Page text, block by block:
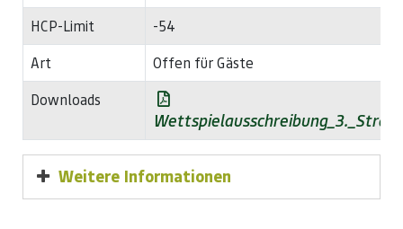
HCP-Limit
-54
Art
Offen für Gäste
Downloads
Weitere Informationen